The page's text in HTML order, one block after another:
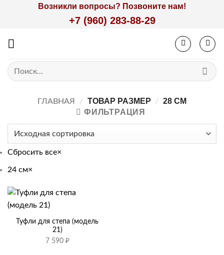
Возникли вопросы? Позвоните нам!
+7 (960) 283-88-29
Искать:
ГЛАВНАЯ / ТОВАР РАЗМЕР /
28 СМ
ФИЛЬТРАЦИЯ
Сбросить все×
24 см×
Туфли для степа (модель
21)
7 590 ₽